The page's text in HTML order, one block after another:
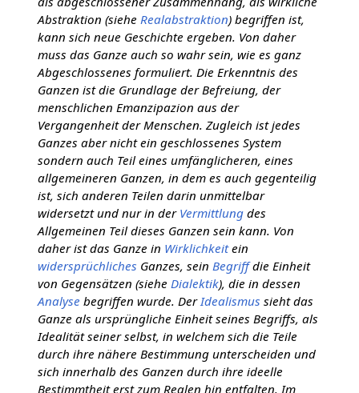
Abstraktion (siehe Realabstraktion) begriffen ist,
kann sich neue Geschichte ergeben. Von daher
muss das Ganze auch so wahr sein, wie es ganz
Abgeschlossenes formuliert. Die Erkenntnis des
Ganzen ist die Grundlage der Befreiung, der
menschlichen Emanzipazion aus der
Vergangenheit der Menschen. Zugleich ist jedes
Ganzes aber nicht ein geschlossenes System
sondern auch Teil eines umfänglicheren, eines
allgemeineren Ganzen, in dem es auch gegenteilig
ist, sich anderen Teilen darin unmittelbar
widersetzt und nur in der Vermittlungdes
Allgemeinen Teil dieses Ganzen sein kann. Von
daher ist das Ganze in Wirklichkeitein
widersprüchliches Ganzes, sein Begriffdie Einheit
von Gegensätzen (siehe Dialektik), die in dessen
Analyse begriffen wurde. Der Idealismus sieht das
Ganze als ursprüngliche Einheit seines Begriffs, als
Idealität seiner selbst, in welchem sich die Teile
durch ihre nähere Bestimmung unterscheiden und
sich innerhalb des Ganzen durch ihre ideelle
Bestimmtheit erst zum Realen hin entfalten. Im